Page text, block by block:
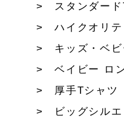
スタンダー
ハイクオリ
キッズ・ベ
ベイビー ロ
厚手Tシャツ
ビッグシル